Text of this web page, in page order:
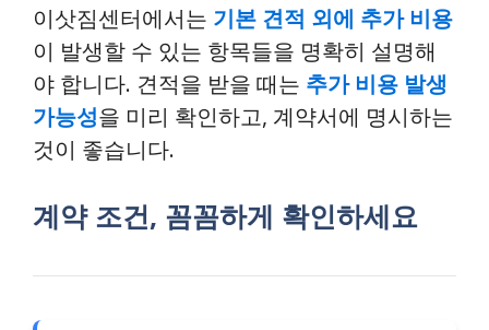
이삿짐센터에서는 기본 견적 외에 추가 비용
이 발생할 수 있는 항목들을 명확히 설명해
야 합니다. 견적을 받을 때는 추가 비용 발생
가능성을 미리 확인하고, 계약서에 명시하는
것이 좋습니다.
계약 조건, 꼼꼼하게 확인하세요